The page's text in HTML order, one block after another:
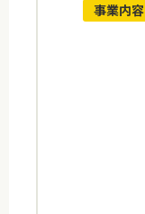
事業内容